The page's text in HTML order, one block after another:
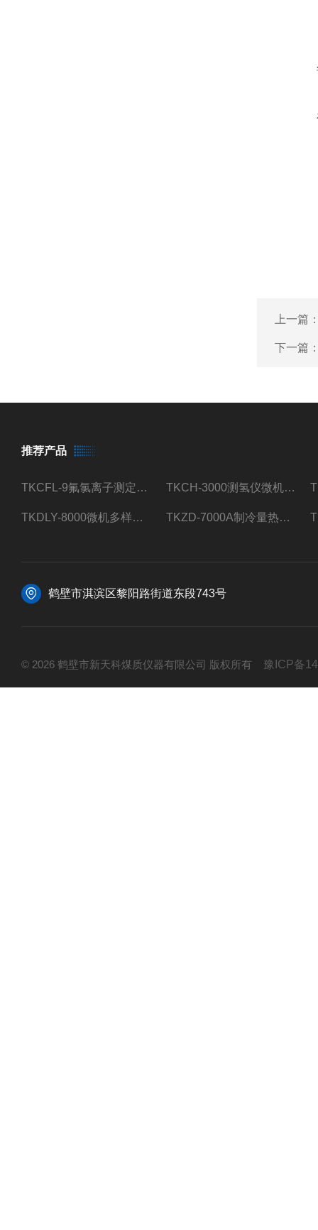
上一篇
下一篇
推荐产品
TKCFL-9氟氯离子测定仪自动煤质检测 TKCH-3000测氢仪微机氢元素测定煤质检测
TKDLY-8000微机多样测硫仪自动定硫仪化验室硫含量测定 TKZD-7000A制冷量热仪自动升降热值仪煤质检测
鹤壁市淇滨区黎阳路街道东段743号
© 2026 鹤壁市新天科煤质仪器有限公司 版权所有 豫ICP备